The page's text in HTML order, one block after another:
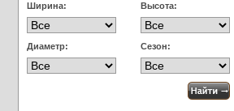
Ширина: Высота:
Диаметр: Сезон: